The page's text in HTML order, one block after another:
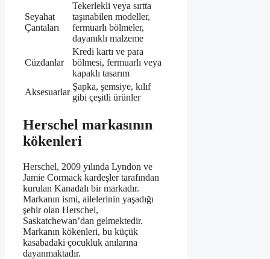
Seyahat
Çantaları
Tekerlekli veya sırtta
taşınabilen modeller,
fermuarlı bölmeler,
dayanıklı malzeme
Cüzdanlar
Kredi kartı ve para
bölmesi, fermuarlı veya
kapaklı tasarım
Aksesuarlar
Şapka, şemsiye, kılıf
gibi çeşitli ürünler
Herschel markasının
kökenleri
Herschel, 2009 yılında Lyndon ve
Jamie Cormack kardeşler tarafından
kurulan Kanadalı bir markadır.
Markanın ismi, ailelerinin yaşadığı
şehir olan Herschel,
Saskatchewan’dan gelmektedir.
Markanın kökenleri, bu küçük
kasabadaki çocukluk anılarına
dayanmaktadır.